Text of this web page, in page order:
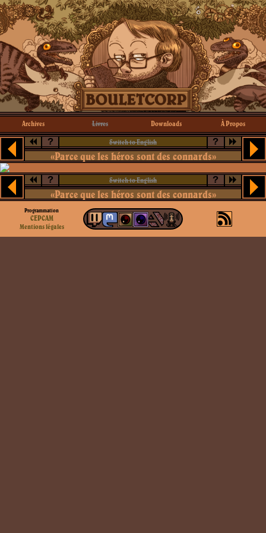
Archives Livres Downloads À Propos
? Switch to English ?
«Parce que les héros sont des connards»
? Switch to English ?
«Parce que les héros sont des connards»
Programmation
CEPCAM
Mentions légales